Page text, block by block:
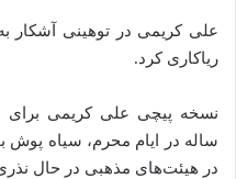
علی کریمی در توهینی آشکار
ریاکاری کرد.
نسخه‌ پیچی علی کریمی برای
ساله در ایام محرم، سیاه
در هیئت‌های مذهبی در حال